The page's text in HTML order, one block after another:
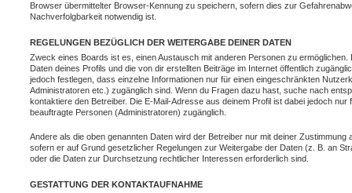
Browser übermittelter Browser-Kennung zu speichern, sofern dies zur
Nachverfolgbarkeit notwendig ist.
REGELUNGEN BEZÜGLICH DER WEITERGABE DEINER DATEN
Zweck eines Boards ist es, einen Austausch mit anderen Personen zu
Daten deines Profils und die von dir erstellten Beiträge im Internet öffentlich
jedoch festlegen, dass einzelne Informationen nur für einen eingeschränkten
Administratoren etc.) zugänglich sind. Wenn du Fragen dazu hast, suche nach
kontaktiere den Betreiber. Die E-Mail-Adresse aus deinem Profil ist dabei jedoch nur
beauftragte Personen (Administratoren) zugänglich.
Andere als die oben genannten Daten wird der Betreiber nur mit deiner Zustimmung
sofern er auf Grund gesetzlicher Regelungen zur Weitergabe der Daten (z. B. an
oder die Daten zur Durchsetzung rechtlicher Interessen erforderlich sind.
GESTATTUNG DER KONTAKTAUFNAHME